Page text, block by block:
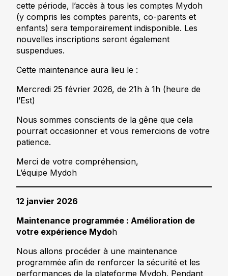
cette période, l’accès à tous les comptes Mydoh
(y compris les comptes parents, co-parents et
enfants) sera temporairement indisponible. Les
nouvelles inscriptions seront également
suspendues.
Cette maintenance aura lieu le :
Mercredi 25 février 2026, de 21h à 1h (heure de
l’Est)
Nous sommes conscients de la gêne que cela
pourrait occasionner et vous remercions de votre
patience.
Merci de votre compréhension,
L’équipe Mydoh
12 janvier 2026
Maintenance programmée : Amélioration de
votre expérience Mydoh
Nous allons procéder à une maintenance
programmée afin de renforcer la sécurité et les
performances de la plateforme Mydoh. Pendant